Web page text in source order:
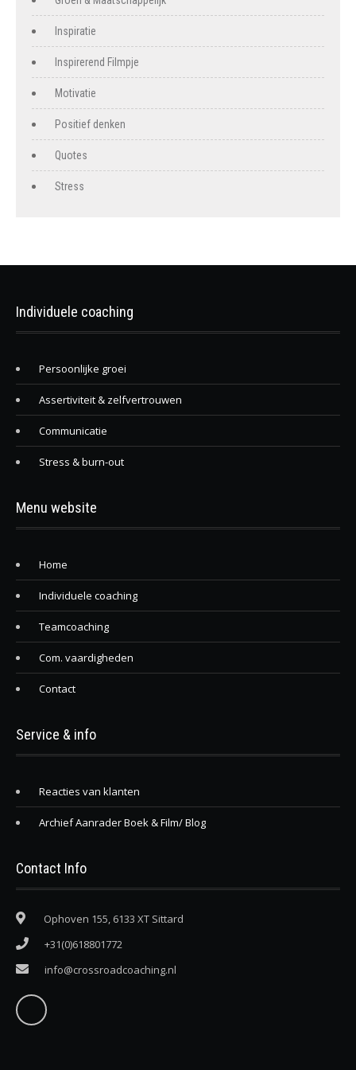
Inspiratie
Inspirerend Filmpje
Motivatie
Positief denken
Quotes
Stress
Individuele coaching
Persoonlijke groei
Assertiviteit & zelfvertrouwen
Communicatie
Stress & burn-out
Menu website
Home
Individuele coaching
Teamcoaching
Com. vaardigheden
Contact
Service & info
Reacties van klanten
Archief Aanrader Boek & Film/ Blog
Contact Info
Ophoven 155, 6133 XT Sittard
+31(0)618801772
info@crossroadcoaching.nl